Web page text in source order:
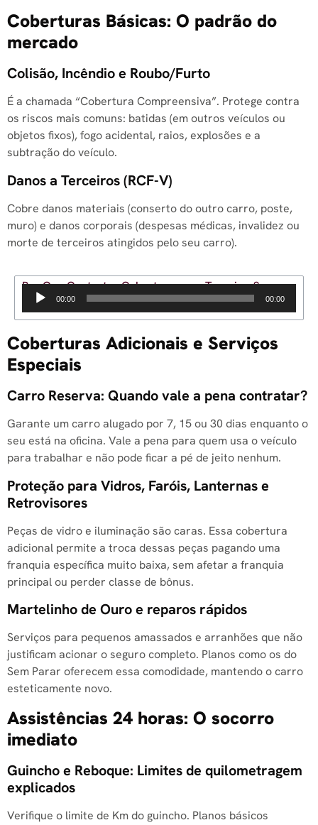
Coberturas Básicas: O padrão do
mercado
Colisão, Incêndio e Roubo/Furto
É a chamada “Cobertura Compreensiva”. Protege contra
os riscos mais comuns: batidas (em outros veículos ou
objetos fixos), fogo acidental, raios, explosões e a
subtração do veículo.
Danos a Terceiros (RCF-V)
Cobre danos materiais (conserto do outro carro, poste,
muro) e danos corporais (despesas médicas, invalidez ou
morte de terceiros atingidos pelo seu carro).
Por Que Contratar Cobertura para Terceiros?
Tocador
de
00:00 00:00
Coberturas Adicionais e Serviços
Especiais
Carro Reserva: Quando vale a pena contratar?
Garante um carro alugado por 7, 15 ou 30 dias enquanto o
seu está na oficina. Vale a pena para quem usa o veículo
para trabalhar e não pode ficar a pé de jeito nenhum.
Proteção para Vidros, Faróis, Lanternas e
Retrovisores
Peças de vidro e iluminação são caras. Essa cobertura
adicional permite a troca dessas peças pagando uma
franquia específica muito baixa, sem afetar a franquia
principal ou perder classe de bônus.
Martelinho de Ouro e reparos rápidos
Serviços para pequenos amassados e arranhões que não
justificam acionar o seguro completo. Planos como os do
Sem Parar oferecem essa comodidade, mantendo o carro
esteticamente novo.
Assistências 24 horas: O socorro
imediato
Guincho e Reboque: Limites de quilometragem
explicados
Verifique o limite de Km do guincho. Planos básicos